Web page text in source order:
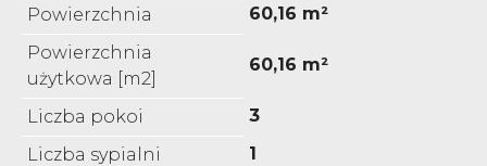
Powierzchnia
60,16 m²
Powierzchnia
użytkowa [m2]
60,16 m²
Liczba pokoi
3
Liczba sypialni
1